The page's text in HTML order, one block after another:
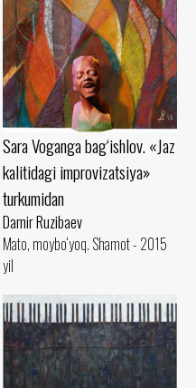
Sara Voganga bag‘ishlov. «Jaz
kalitidagi improvizatsiya»
turkumidan
Damir Ruzibaev
Mato, moybo‘yoq. Shamot - 2015
yil